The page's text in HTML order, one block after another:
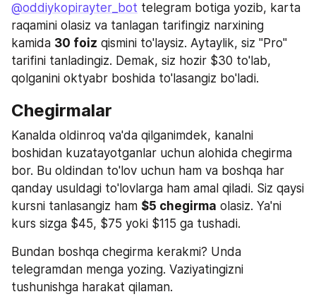
@oddiykopirayter_bot telegram botiga yozib, karta
raqamini olasiz va tanlagan tarifingiz narxining
kamida 30 foiz qismini to'laysiz. Aytaylik, siz "Pro"
tarifini tanladingiz. Demak, siz hozir $30 to'lab,
qolganini oktyabr boshida to'lasangiz bo'ladi.
Chegirmalar
Kanalda oldinroq va'da qilganimdek, kanalni
boshidan kuzatayotganlar uchun alohida chegirma
bor. Bu oldindan to'lov uchun ham va boshqa har
qanday usuldagi to'lovlarga ham amal qiladi. Siz qaysi
kursni tanlasangiz ham $5 chegirma olasiz. Ya'ni
kurs sizga $45, $75 yoki $115 ga tushadi.
Bundan boshqa chegirma kerakmi? Unda
telegramdan menga yozing. Vaziyatingizni
tushunishga harakat qilaman.